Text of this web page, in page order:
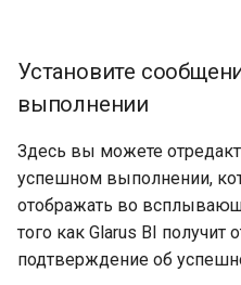
Установите
выполнении
Здесь вы можете
успешном выполнении,
отображать во
того как Glarus BI получит
подтверждение об